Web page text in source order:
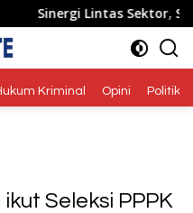
Lintas Sektor, Satlantas
Kriminal Opini Politik
Seleksi PPPK